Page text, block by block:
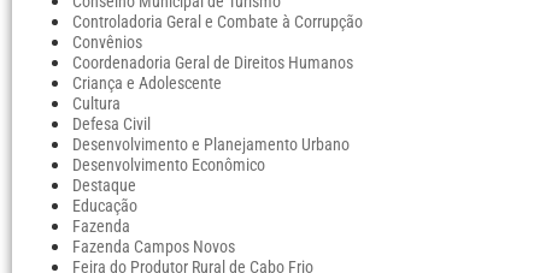
Controladoria Geral e Combate à Corrupção
Convênios
Coordenadoria Geral de Direitos Humanos
Criança e Adolescente
Cultura
Defesa Civil
Desenvolvimento e Planejamento Urbano
Desenvolvimento Econômico
Destaque
Educação
Fazenda
Fazenda Campos Novos
Feira do Produtor Rural de Cabo Frio